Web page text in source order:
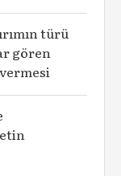
türü
gören